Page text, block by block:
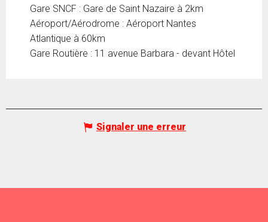
Gare SNCF : Gare de Saint Nazaire à 2km
Aéroport/Aérodrome : Aéroport Nantes
Atlantique à 60km
Gare Routière : 11 avenue Barbara - devant Hôtel
Signaler une erreur